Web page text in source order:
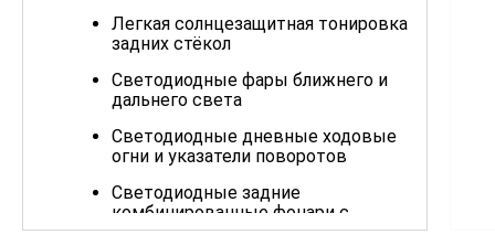
Легкая солнцезащитная тонировка
задних стёкол
Светодиодные фары ближнего и
дальнего света
Светодиодные дневные ходовые
огни и указатели поворотов
Светодиодные задние
комбинированные фонари с
контурной линией на багажной